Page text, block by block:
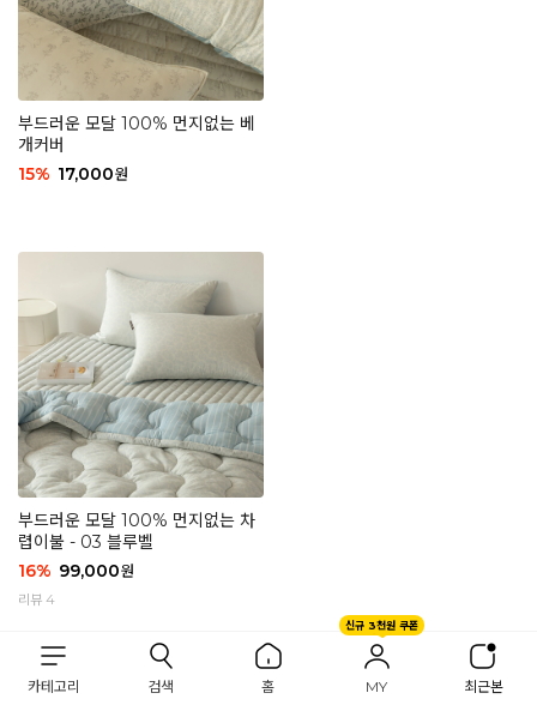
카테고리 검색 홈
신규 3천원 쿠폰
MY 최근본
부드러운 모달 100% 먼지없는 베
개커버
15% 17,000원
부드러운 모달 100% 먼지없는 차
렵이불 - 03 블루벨
16% 99,000원
리뷰 4